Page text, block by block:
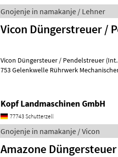
Gnojenje in namakanje / Lehner
Vicon Düngerstreuer /
Vicon Düngersteuer / Pendelstreuer (Int. Nr. 19153) Vicon Düngersteuer /
753 Gelenkwelle Rührwerk
Kopf Landmaschinen GmbH
77743 Schutterzell
Gnojenje in namakanje / Vicon
Amazone